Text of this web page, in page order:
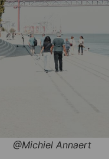
@Michiel Annaert